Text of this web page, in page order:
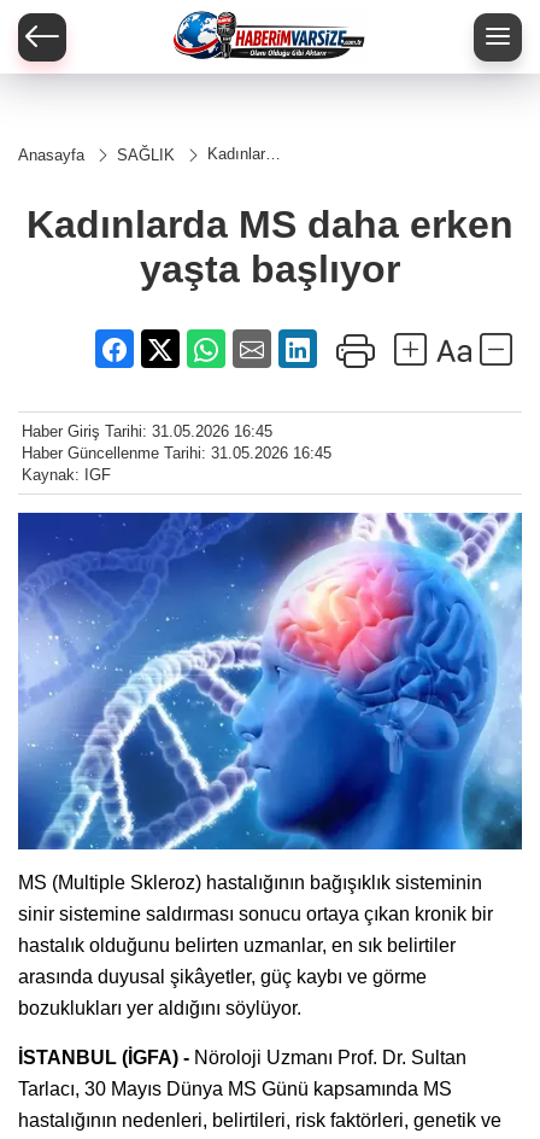
Anasayfa SAĞLIK
Kadınlarda
yaşta
başlıyor
Kadınlarda MS daha erken
yaşta başlıyor
Haber Giriş Tarihi: 31.05.2026 16:45
Haber Güncellenme Tarihi: 31.05.2026 16:45
Kaynak: IGF
MS (Multiple Skleroz) hastalığının bağışıklık sisteminin
sinir sistemine saldırması sonucu ortaya çıkan kronik bir
hastalık olduğunu belirten uzmanlar, en sık belirtiler
arasında duyusal şikâyetler, güç kaybı ve görme
bozuklukları yer aldığını söylüyor.
İSTANBUL (İGFA) - Nöroloji Uzmanı Prof. Dr. Sultan
Tarlacı, 30 Mayıs Dünya MS Günü kapsamında MS
hastalığının nedenleri, belirtileri, risk faktörleri, genetik ve